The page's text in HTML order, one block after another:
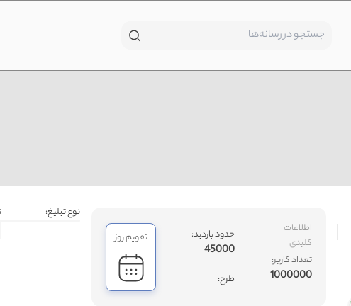
نوع تبلیغ:
اطلاعات
کلیدی
تعداد کاربر:
1000000
حدود بازدید:
45000
طرح:
تقویم روز